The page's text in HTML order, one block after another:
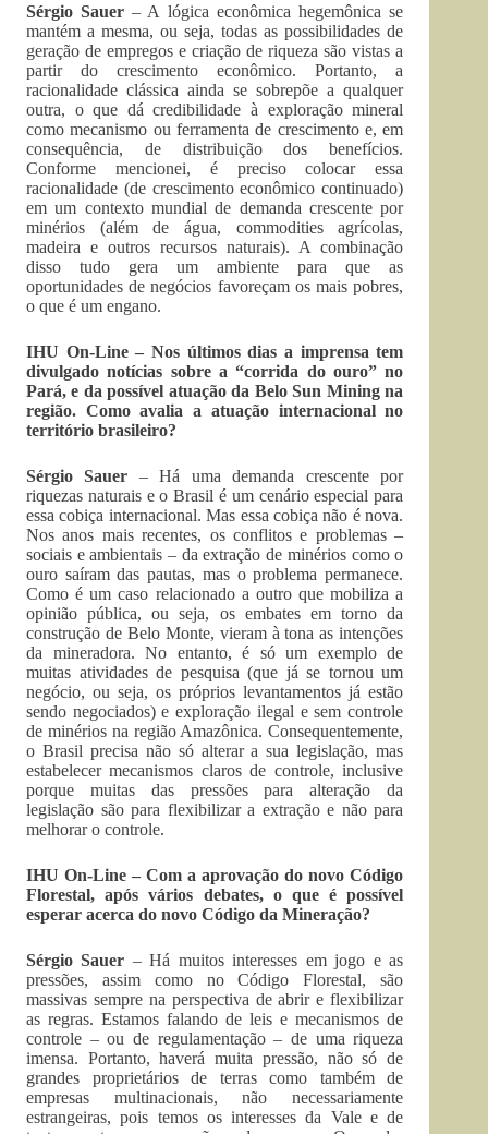
Sérgio Sauer – A lógica econômica hegemônica se
mantém a mesma, ou seja, todas as possibilidades de
geração de empregos e criação de riqueza são vistas a
partir do crescimento econômico. Portanto, a
racionalidade clássica ainda se sobrepõe a qualquer
outra, o que dá credibilidade à exploração mineral
como mecanismo ou ferramenta de crescimento e, em
consequência, de distribuição dos benefícios.
Conforme mencionei, é preciso colocar essa
racionalidade (de crescimento econômico continuado)
em um contexto mundial de demanda crescente por
minérios (além de água, commodities agrícolas,
madeira e outros recursos naturais). A combinação
disso tudo gera um ambiente para que as
oportunidades de negócios favoreçam os mais pobres,
o que é um engano.
IHU On-Line – Nos últimos dias a imprensa tem
divulgado notícias sobre a “corrida do ouro” no
Pará, e da possível atuação da Belo Sun Mining na
região. Como avalia a atuação internacional no
território brasileiro?
Sérgio Sauer – Há uma demanda crescente por
riquezas naturais e o Brasil é um cenário especial para
essa cobiça internacional. Mas essa cobiça não é nova.
Nos anos mais recentes, os conflitos e problemas –
sociais e ambientais – da extração de minérios como o
ouro saíram das pautas, mas o problema permanece.
Como é um caso relacionado a outro que mobiliza a
opinião pública, ou seja, os embates em torno da
construção de Belo Monte, vieram à tona as intenções
da mineradora. No entanto, é só um exemplo de
muitas atividades de pesquisa (que já se tornou um
negócio, ou seja, os próprios levantamentos já estão
sendo negociados) e exploração ilegal e sem controle
de minérios na região Amazônica. Consequentemente,
o Brasil precisa não só alterar a sua legislação, mas
estabelecer mecanismos claros de controle, inclusive
porque muitas das pressões para alteração da
legislação são para flexibilizar a extração e não para
melhorar o controle.
IHU On-Line – Com a aprovação do novo Código
Florestal, após vários debates, o que é possível
esperar acerca do novo Código da Mineração?
Sérgio Sauer – Há muitos interesses em jogo e as
pressões, assim como no Código Florestal, são
massivas sempre na perspectiva de abrir e flexibilizar
as regras. Estamos falando de leis e mecanismos de
controle – ou de regulamentação – de uma riqueza
imensa. Portanto, haverá muita pressão, não só de
grandes proprietários de terras como também de
empresas multinacionais, não necessariamente
estrangeiras, pois temos os interesses da Vale e de